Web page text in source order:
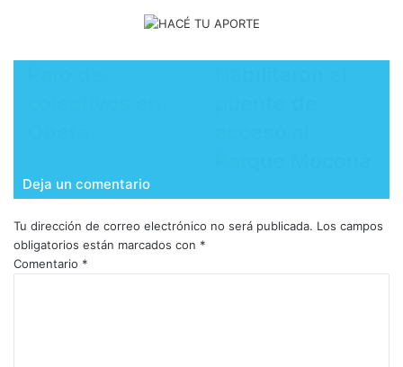
Deja un comentario
Tu dirección de correo electrónico no será publicada. Los campos
obligatorios están marcados con *
Comentario *